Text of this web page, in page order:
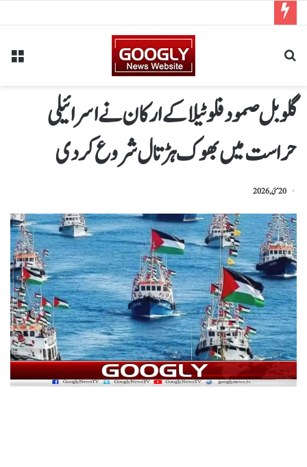
گلوبل صمود فلوٹیلا کے ارکان نے اسرائیلی
حراست میں بھوک ہڑتال شروع کردی
20 مئی, 2026